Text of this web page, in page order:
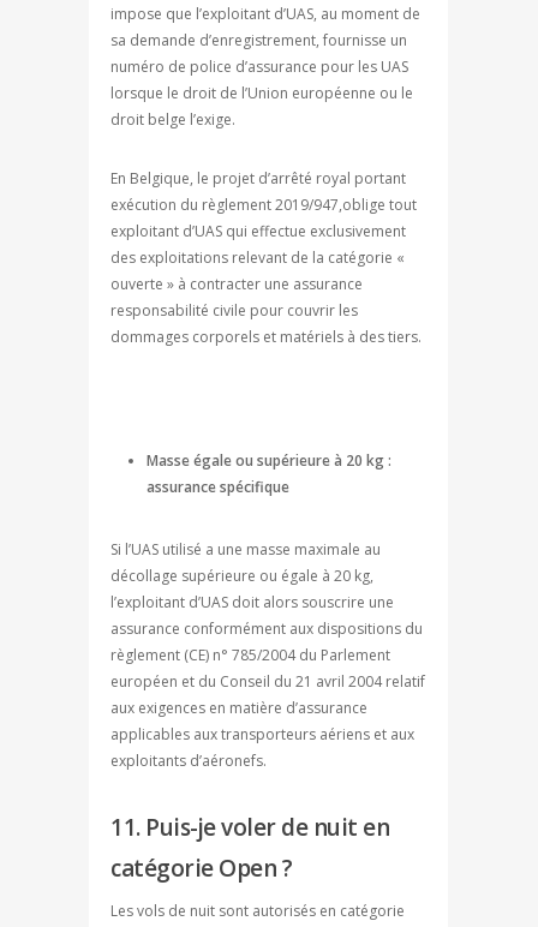
impose que l’exploitant d’UAS, au moment de
sa demande d’enregistrement, fournisse un
numéro de police d’assurance pour les UAS
lorsque le droit de l’Union européenne ou le
droit belge l’exige.
En Belgique, le projet d’arrêté royal portant
exécution du règlement 2019/947,oblige tout
exploitant d’UAS qui effectue exclusivement
des exploitations relevant de la catégorie «
ouverte » à contracter une assurance
responsabilité civile pour couvrir les
dommages corporels et matériels à des tiers.
Masse égale ou supérieure à 20 kg :
assurance spécifique
Si l’UAS utilisé a une masse maximale au
décollage supérieure ou égale à 20 kg,
l’exploitant d’UAS doit alors souscrire une
assurance conformément aux dispositions du
règlement (CE) n° 785/2004 du Parlement
européen et du Conseil du 21 avril 2004 relatif
aux exigences en matière d’assurance
applicables aux transporteurs aériens et aux
exploitants d’aéronefs.
11. Puis-je voler de nuit en
catégorie Open ?
Les vols de nuit sont autorisés en catégorie